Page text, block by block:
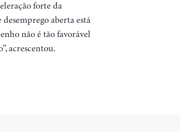
forte da
aberta está
não é tão favorável
acrescentou.